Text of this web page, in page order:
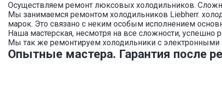
Осуществляем ремонт люксовых холодильников.
Мы занимаемся ремонтом холодильников Liebherr.
марок. Это связано с неким особым исполнением
Наша мастерская, несмотря на все сложности,
Мы так же ремонтируем холодильники с
Опытные мастера. Гарантия после